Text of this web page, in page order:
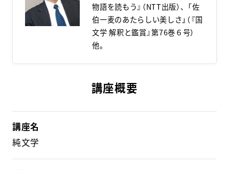
物語を読もう』（NTT出版）、「佐
伯一麦のあたらしい美しさ」（『国
文学 解釈と鑑賞』第76巻６号）
他。
講座概要
講座名
純文学